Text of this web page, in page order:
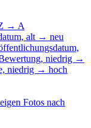
→ A
alt → neu
niedrig →
niedrig → hoch
Fotos nach